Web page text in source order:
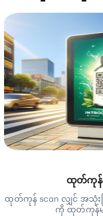
ထုတ်ကုန်
ထုတ်ကုန် scan လျှင် အသုံးပ
ကို ထုတ်ကုန်မျ